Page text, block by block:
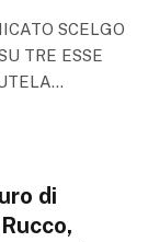
SCELGO
TRE ESSE
di